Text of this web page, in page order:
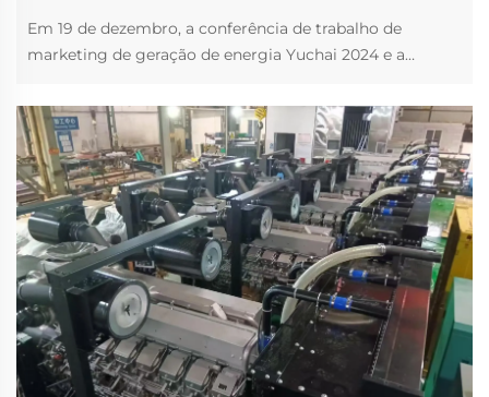
Em 19 de dezembro, a conferência de trabalho de
marketing de geração de energia Yuchai 2024 e a
realizadas em Xi'an, província de Shaanxi. Vice-
presidente sênior da Divisão de Ativos Yuchai, gerente
geral da empresa de eletricidade da nave Yuchai Ning
Xingyong, eleito da nave...